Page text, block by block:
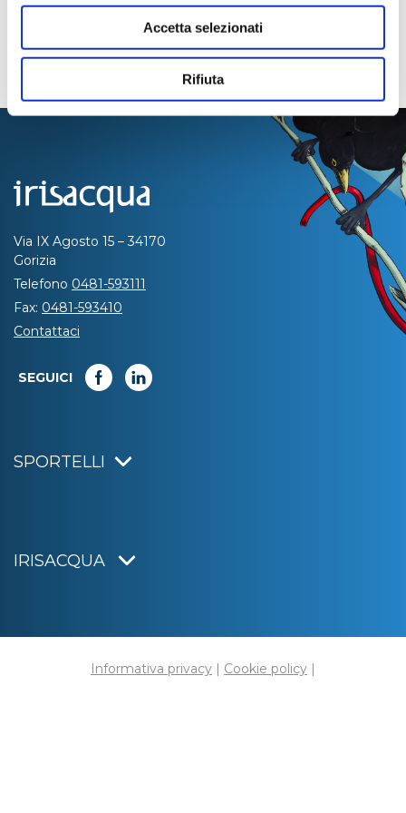
Accetta selezionati
Rifiuta
Via IX Agosto 15 – 34170
Gorizia
Telefono 0481-593111
Fax: 0481-593410
Contattaci
SEGUICI
SPORTELLI
IRISACQUA
Informativa privacy | Cookie policy |